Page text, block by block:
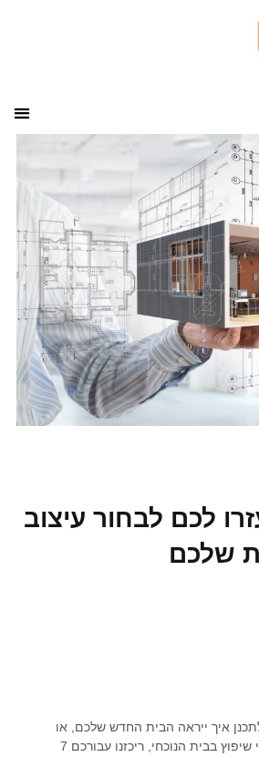
לכם לבחור עיצוב
שלכם
איך ייראה הבית החדש שלכם, או
שאתם עומדים בפני שיפוץ בבית הנוכחי, ריכזנו עבורכם 7